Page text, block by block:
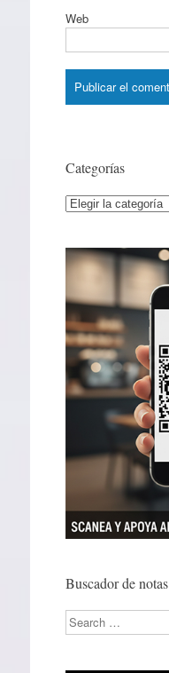
Web
Categorías
Categorías
Buscador de notas
Search